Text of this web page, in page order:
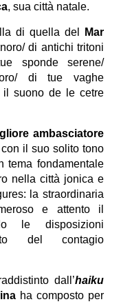
, sua città natale.
di quella del
Mar
di antichi tritoni
sponde serene/
di tue vaghe
il suono de le cetre
ambasciatore
con il suo solito tono
tema fondamentale
nella città jonica e
la straordinaria
e attento il
le disposizioni
del contagio
dall’haiku
ha composto per